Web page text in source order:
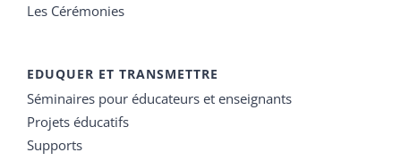
Les Cérémonies
EDUQUER ET TRANSMETTRE
Séminaires pour éducateurs et enseignants
Projets éducatifs
Supports